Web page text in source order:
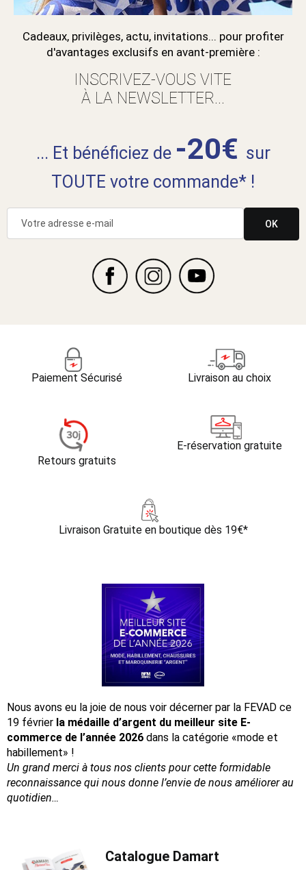
Cadeaux, privilèges, actu, invitations... pour profiter
d'avantages exclusifs en avant-première :
INSCRIVEZ-VOUS VITE
À LA NEWSLETTER...
... Et bénéficiez de -20€ sur
TOUTE votre commande* !
OK
Paiement Sécurisé Livraison au choix
Retours gratuits
E-réservation gratuite
Livraison Gratuite en boutique dès 19€*
Nous avons eu la joie de nous voir décerner par la FEVAD ce
19 février la médaille d’argent du meilleur site E-
commerce de l’année 2026 dans la catégorie «mode et
habillement» !
Un grand merci à tous nos clients pour cette formidable
reconnaissance qui nous donne l’envie de nous améliorer au
quotidien…
Catalogue Damart